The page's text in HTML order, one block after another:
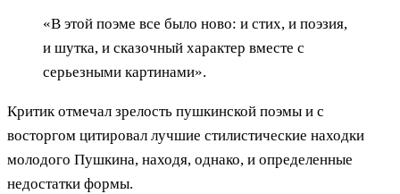
«В этой поэме все было ново: и стих, и поэзия,
и шутка, и сказочный характер вместе с
серьезными картинами».
Критик отмечал зрелость пушкинской поэмы и с
восторгом цитировал лучшие стилистические находки
молодого Пушкина, находя, однако, и определенные
недостатки формы.